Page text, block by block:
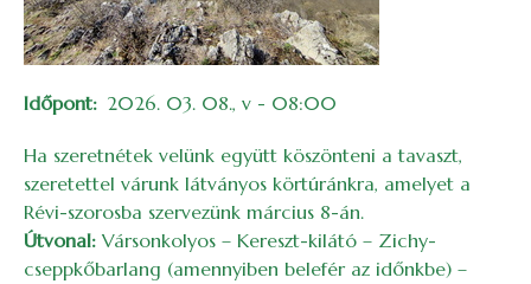
Időpont 2026. 03. 08., v - 08:00
Ha szeretnétek velünk együtt köszönteni a tavaszt,
szeretettel várunk látványos körtúránkra, amelyet a
Révi-szorosba szervezünk március 8-án.
Útvonal: Vársonkolyos – Kereszt-kilátó – Zichy-
cseppkőbarlang (amennyiben belefér az időnkbe) –